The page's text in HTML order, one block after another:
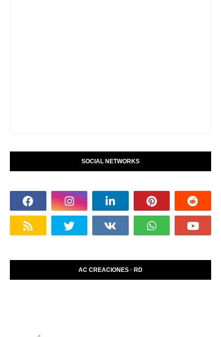
SOCIAL NETWORKS
AC CREACIONES · RD